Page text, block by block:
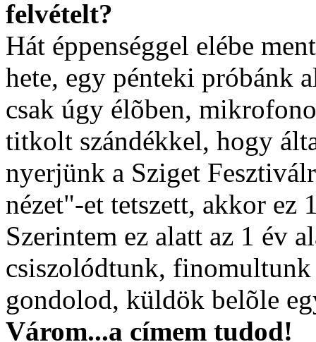
felvételt?
Hát éppenséggel elébe
hete, egy pénteki próbánk
csak úgy élõben,
titkolt szándékkel, hogy
nyerjünk a Sziget
nézet"-et tetszett, akkor ez
Szerintem ez alatt az 1 év
csiszolódtunk, finomultunk
gondolod, küldök belõle
Várom...a címem tudod!